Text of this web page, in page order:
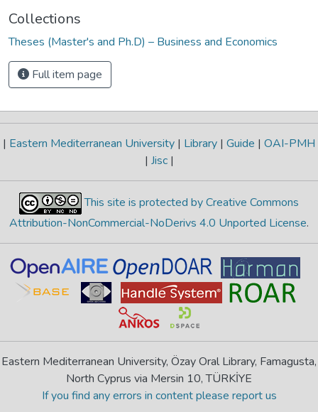
Collections
Theses (Master's and Ph.D) – Business and Economics
Full item page
| Eastern Mediterranean University | Library | Guide | OAI-PMH
| Jisc |
This site is protected by Creative Commons
Attribution-NonCommercial-NoDerivs 4.0 Unported License.
Eastern Mediterranean University, Özay Oral Library, Famagusta,
North Cyprus via Mersin 10, TÜRKİYE
If you find any errors in content please report us